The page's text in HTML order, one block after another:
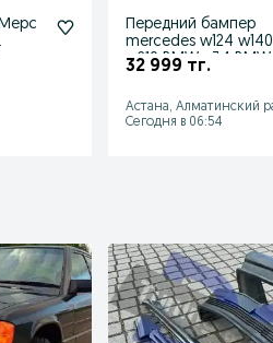
Передний бампер
mercedes w124
w210 BMW e34 BMW
32 999 тг.
Астана, Алматинский
Сегодня в 06:54